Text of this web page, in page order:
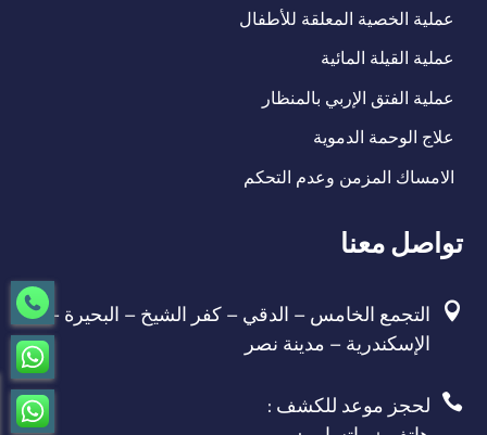
تواصل معنا

التجمع الخامس – الدقي – كفر الشيخ – البحيرة –
الإسكندرية – مدينة نصر
 لحجز موعد للكشف :
عملية الخصية المعلقة للأطفال
عملية القيلة المائية
عملية الفتق الإربي بالمنظار
علاج الوحمة الدموية
الامساك المزمن وعدم التحكم